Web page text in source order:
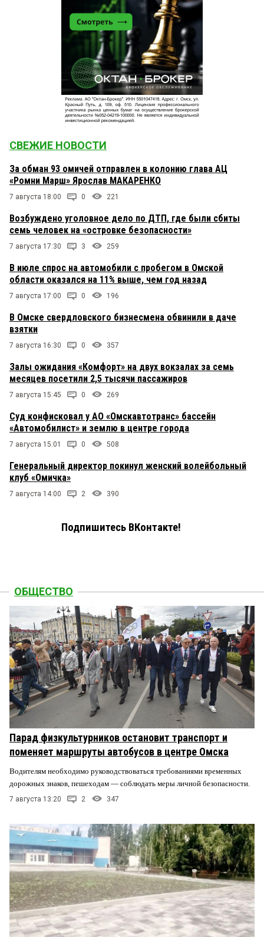
СВЕЖИЕ НОВОСТИ
За обман 93 омичей отправлен в колонию глава АЦ
«Ромни Марш» Ярослав МАКАРЕНКО
7 августа 18:00 0 221
Возбуждено уголовное дело по ДТП, где были сбиты
семь человек на «островке безопасности»
7 августа 17:30 3 259
В июле спрос на автомобили с пробегом в Омской
области оказался на 11% выше, чем год назад
7 августа 17:00 0 196
В Омске свердловского бизнесмена обвинили в даче
взятки
7 августа 16:30 0 357
Залы ожидания «Комфорт» на двух вокзалах за семь
месяцев посетили 2,5 тысячи пассажиров
7 августа 15:45 0 269
Суд конфисковал у АО «Омскавтотранс» бассейн
«Автомобилист» и землю в центре города
7 августа 15:01 0 508
Генеральный директор покинул женский волейбольный
клуб «Омичка»
7 августа 14:00 2 390
Подпишитесь ВКонтакте!
ОБЩЕСТВО
Парад физкультурников остановит транспорт и
поменяет маршруты автобусов в центре Омска
Водителям необходимо руководствоваться требованиями временных
дорожных знаков, пешеходам — соблюдать меры личной безопасности.
7 августа 13:20 2 347